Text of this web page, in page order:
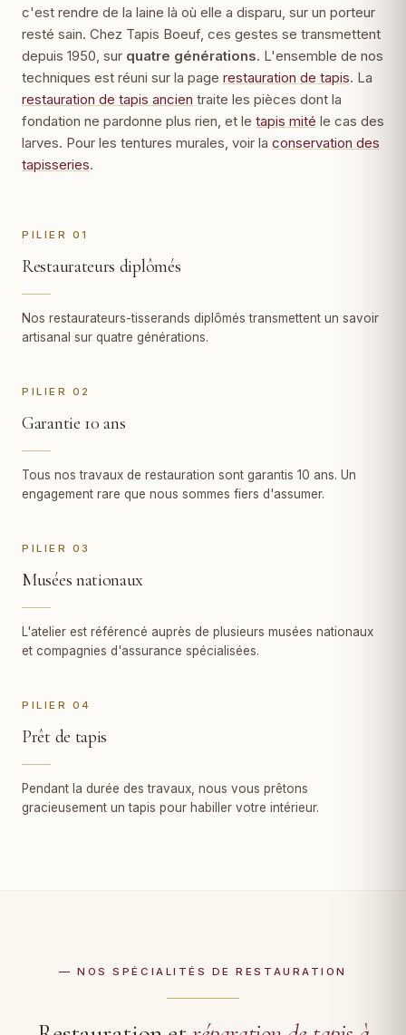
c'est rendre de la laine là où elle a disparu, sur un porteur
resté sain. Chez Tapis Boeuf, ces gestes se transmettent
depuis 1950, sur quatre générations. L'ensemble de nos
techniques est réuni sur la page restauration de tapis. La
restauration de tapis ancien traite les pièces dont la
fondation ne pardonne plus rien, et le tapis mité le cas des
larves. Pour les tentures murales, voir la conservation des
tapisseries.
PILIER 01
Restaurateurs diplômés
Nos restaurateurs-tisserands diplômés transmettent un savoir
artisanal sur quatre générations.
PILIER 02
Garantie 10 ans
Tous nos travaux de restauration sont garantis 10 ans. Un
engagement rare que nous sommes fiers d'assumer.
PILIER 03
Musées nationaux
L'atelier est référencé auprès de plusieurs musées nationaux
et compagnies d'assurance spécialisées.
PILIER 04
Prêt de tapis
Pendant la durée des travaux, nous vous prêtons
gracieusement un tapis pour habiller votre intérieur.
— NOS SPÉCIALITÉS DE RESTAURATION